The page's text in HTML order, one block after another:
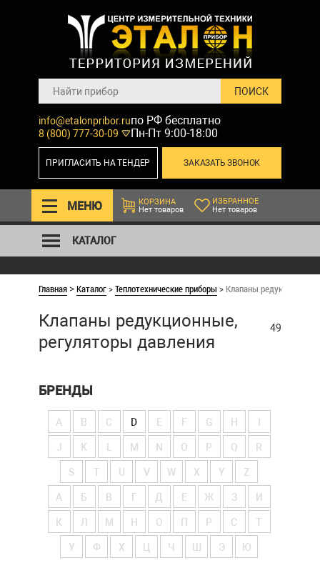
info@etalonpribor.ru
8 (800) 777-30-09
по РФ бесплатно
Пн-Пт 9:00-18:00
ЗАКАЗАТЬ ЗВОНОК
ПРИГЛАСИТЬ НА ТЕНДЕР
МЕНЮ
КОРЗИНА
Нет товаров
ИЗБРАННОЕ
Нет товаров
КАТАЛОГ
Главная >Каталог>Теплотехнические приборы > Клапаны
Клапаны редукционные,
регуляторы давления
49
БРЕНДЫ
A B C D E F G H
J K M N O P Q R
S T V W X Y Z
А Б В Г Д Е Ж З И
К Л М Н О П Р С Т
У Ф Х Ч Э Ю